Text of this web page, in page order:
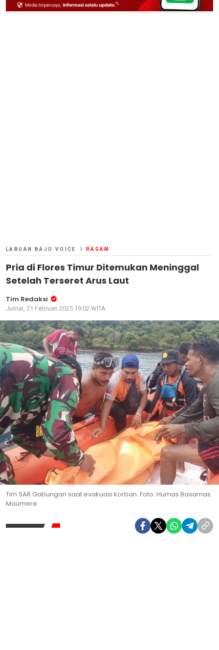
LABUAN BAJO VOICE RAGAM
Pria di Flores Timur Ditemukan Meninggal
Setelah Terseret Arus Laut
Tim Redaksi
Jumat, 21 Februari 2025 19:02 WITA
Tim SAR Gabungan saat evakuasi korban. Foto: Humas Basarnas
Maumere